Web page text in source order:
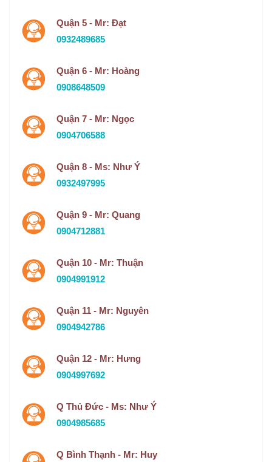
Quận 5 - Mr: Đạt
0932489685
Quận 6 - Mr: Hoàng
0908648509
Quận 7 - Mr: Ngọc
0904706588
Quận 8 - Ms: Như Ý
0932497995
Quận 9 - Mr: Quang
0904712881
Quận 10 - Mr: Thuận
0904991912
Quận 11 - Mr: Nguyên
0904942786
Quận 12 - Mr: Hưng
0904997692
Q Thủ Đức - Ms: Như Ý
0904985685
Q Bình Thạnh - Mr: Huy